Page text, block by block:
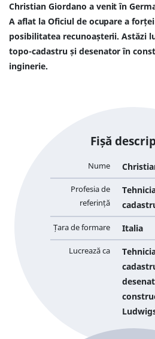
Christian Giordano a venit în
A aflat la Oficiul de ocupare a
posibilitatea recunoașterii. Astăzi
topo-cadastru și desenator în
inginerie.
Fișă
Nume
Profesia de
referință
Țara de formare Italia
Lucrează ca